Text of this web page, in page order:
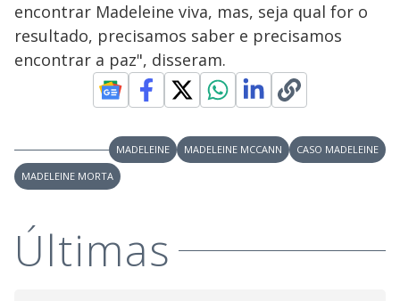
encontrar Madeleine viva, mas, seja qual for o
resultado, precisamos saber e precisamos
encontrar a paz", disseram.
MADELEINE MADELEINE MCCANN
CASO MADELEINE
MADELEINE MORTA
Últimas